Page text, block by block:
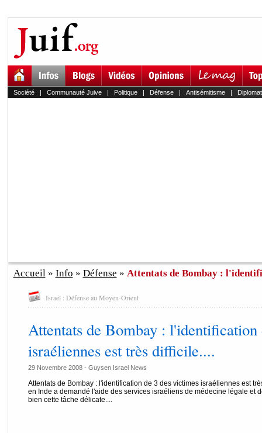
Société| Communauté Juive| Politique| Défense| Antisémitisme|
Accueil» Info » Défense » Attentats de Bombay :
Israël : Défense au Moyen-Orient
Attentats de Bombay : l'identification
israéliennes est très difficile....
29 Novembre 2008 - Guysen Israel News
Attentats de Bombay : l'identification de 3 des victimes israéliennes est
en Inde a demandé l'aide des services israéliens de médecine légale et
bien cette tâche délicate....